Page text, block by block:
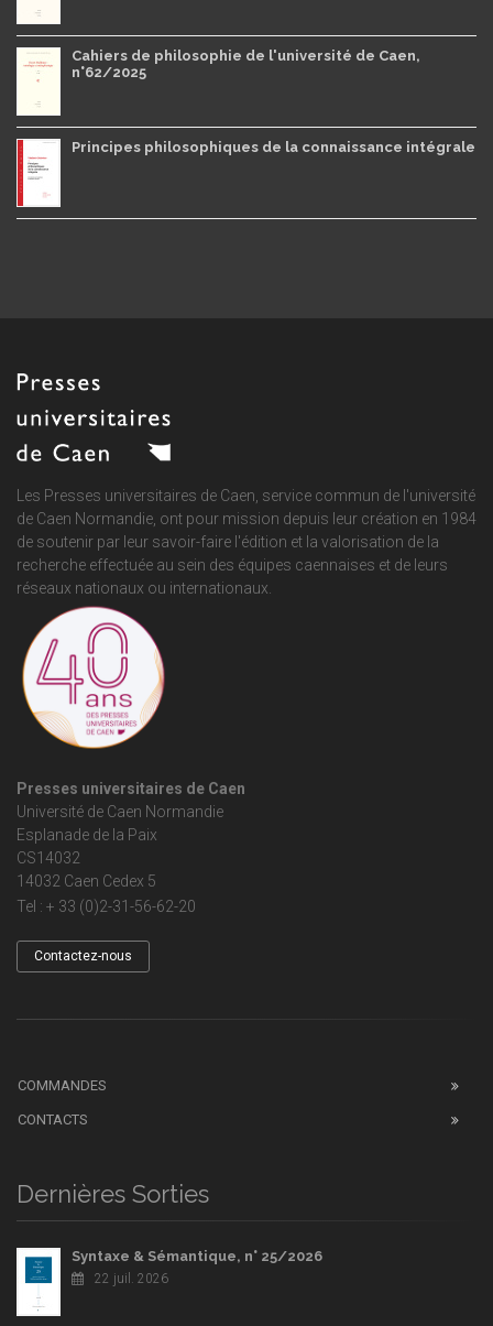
Cahiers de philosophie de l'université de Caen,
n°62/2025
Principes philosophiques de la connaissance intégrale
Les Presses universitaires de Caen, service commun de l'université
de Caen Normandie , ont pour mission depuis leur création en 1984
de soutenir par leur savoir-faire l'édition et la valorisation de la
recherche effectuée au sein des équipes caennaises et de leurs
réseaux nationaux ou internationaux.
Presses universitaires de Caen
Université de Caen Normandie
Esplanade de la Paix
CS14032
14032 Caen Cedex 5
Tel : + 33 (0)2-31-56-62-20
Contactez-nous
COMMANDES
CONTACTS
Dernières Sorties
Syntaxe & Sémantique, n° 25/2026
22 juil. 2026